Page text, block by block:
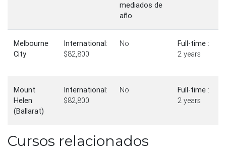
mediados de
año
Melbourne
City
International:
$82,800
No Full-time :
2 years
Mount
Helen
(Ballarat)
International:
$82,800
No Full-time :
2 years
Cursos relacionados